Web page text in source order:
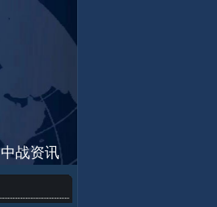
中战资讯